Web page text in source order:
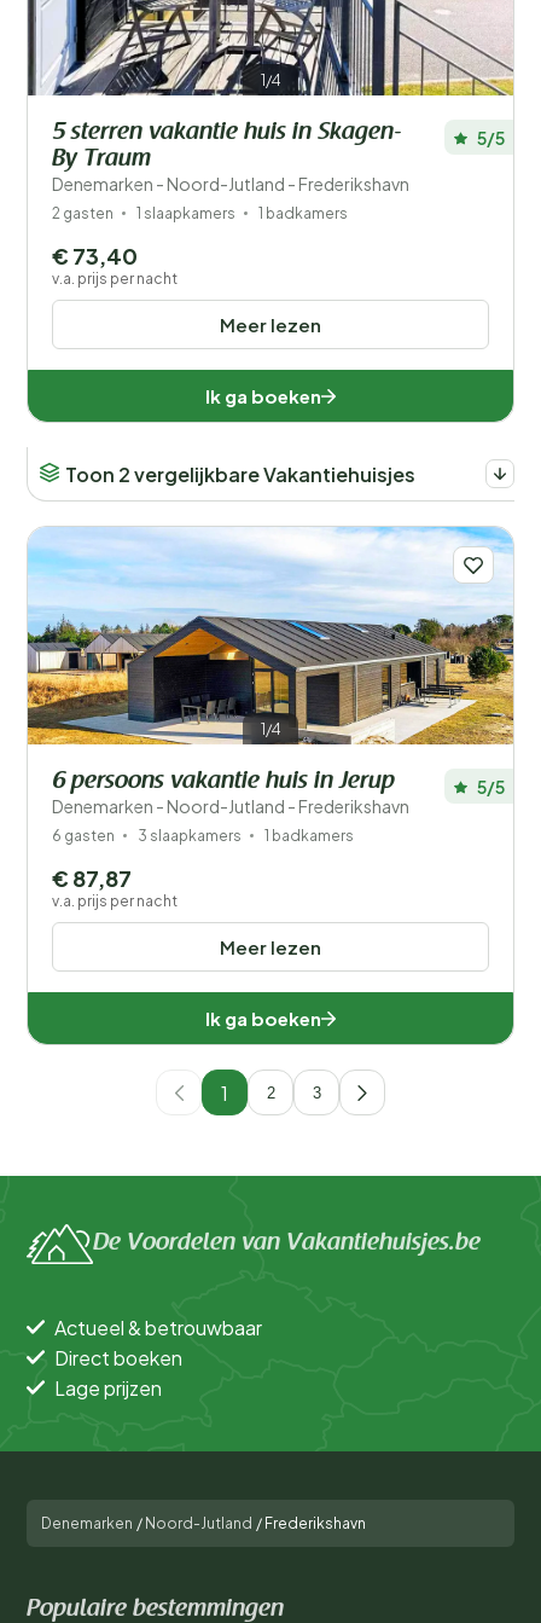
1/4
5 sterren vakantie huis in Skagen-
By Traum
Denemarken - Noord-Jutland - Frederikshavn
5/5
2 gasten 1 slaapkamers 1 badkamers
Meer lezen
€ 73,40
v.a. prijs per nacht
Ik ga boeken
Toon 2 vergelijkbare Vakantiehuisjes
1/4
6 persoons vakantie huis in Jerup
Denemarken - Noord-Jutland - Frederikshavn
5/5
6 gasten 3 slaapkamers 1 badkamers
Meer lezen
€ 87,87
v.a. prijs per nacht
Ik ga boeken
1 2 3
De Voordelen van Vakantiehuisjes.be
Actueel & betrouwbaar
Direct boeken
Lage prijzen
Denemarken / Noord-Jutland / Frederikshavn
Populaire bestemmingen